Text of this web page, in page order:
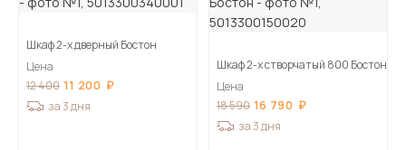
Шкаф 2-х дверный Бостон
Цена
12 400 11 200
за 3 дня
Шкаф 2-х створчатый 800 Бостон
Цена
18 590 16 790
за 3 дня